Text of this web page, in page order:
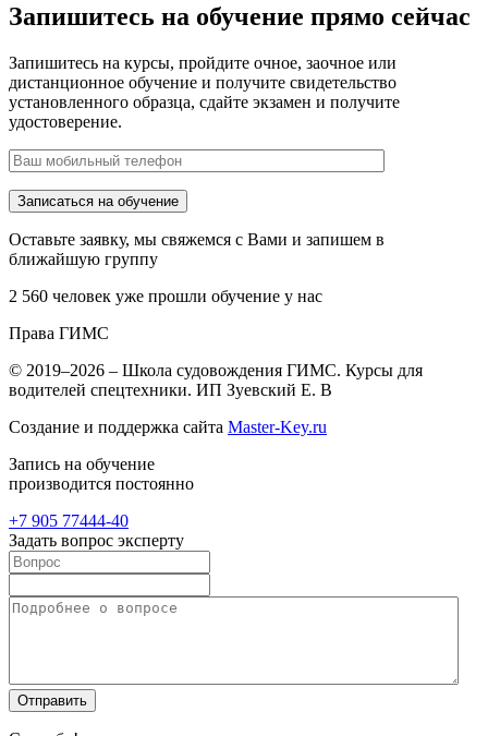
Запишитесь на обучение прямо сейчас
Запишитесь на курсы, пройдите очное, заочное или
дистанционное обучение и получите свидетельство
установленного образца, сдайте экзамен и получите
удостоверение.
Оставьте заявку, мы свяжемся с Вами и запишем в
ближайшую группу
2 560 человек уже прошли обучение у нас
Права ГИМС
© 2019–2026 – Школа судовождения ГИМС. Курсы для
водителей спецтехники. ИП Зуевский Е. В
Создание и поддержка сайта Master-Key.ru
Запись на обучение
производится постоянно
+7 905 77444-40
Задать вопрос эксперту